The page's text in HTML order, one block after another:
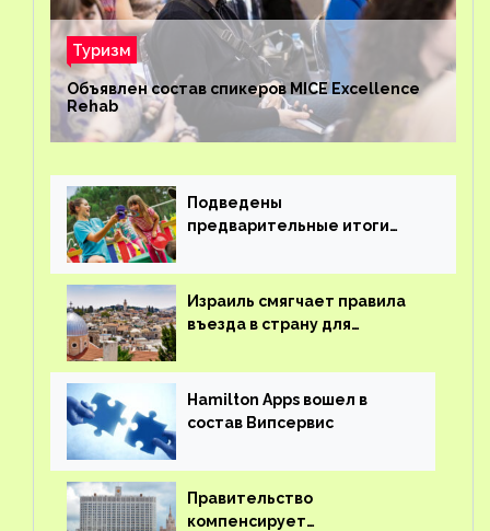
Туризм
Объявлен состав спикеров MICE Excellence
Rehab
Подведены
предварительные итоги
Израиль смягчает правила
въезда в страну для
Hamilton Apps вошел в
состав Випсервис
Правительство
компенсирует